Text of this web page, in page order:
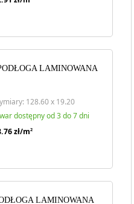
LAMINOWANA
128.60 x 19.20
dostępny od 3 do 7 dni
zł/m2
LAMINOWANA